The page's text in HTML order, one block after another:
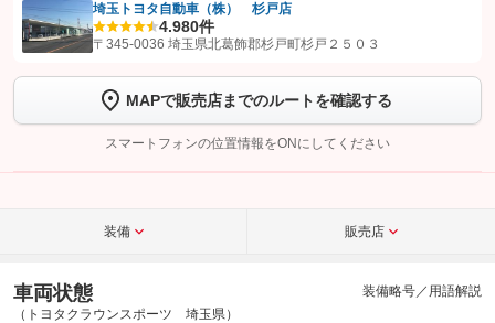
【STEP1】認証画面でグーネットを友だち追加してから「許可する」ボタンを押
トーク画面で
ボタンをタップして問い合わせを
完了してください。
こちら
埼玉トヨタ自動車（株） 杉戸店
4.980件
〒345-0036 埼玉県北葛飾郡杉戸町杉戸２５０３
MAPで販売店までのルートを確認する
スマートフォンの位置情報をONにしてください
装備 販売店
車両状態
（トヨタクラウンスポーツ 埼玉県）
装備略号／用語解説